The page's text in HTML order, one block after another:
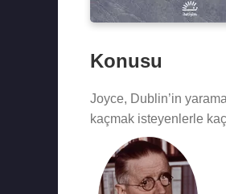
Konusu
Joyce, Dublin’in
kaçmak isteyenlerle